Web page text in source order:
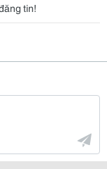
tin!